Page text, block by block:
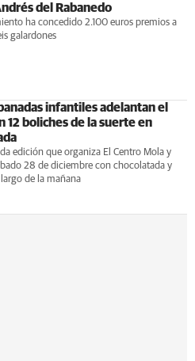
del Rabanedo
ha concedido 2.100 euros premios a
galardones
infantiles adelantan el
12 boliches de la suerte en
edición que organiza El Centro Mola y
28 de diciembre con chocolatada y
de la mañana